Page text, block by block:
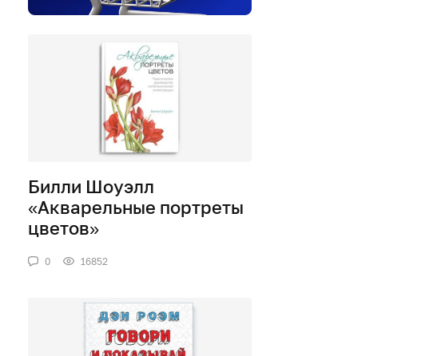
Билли Шоуэлл
«Акварельные портреты
цветов»
0 16852